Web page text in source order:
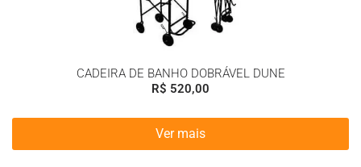
CADEIRA DE BANHO DOBRÁVEL DUNE
R$ 520,00
Ver mais